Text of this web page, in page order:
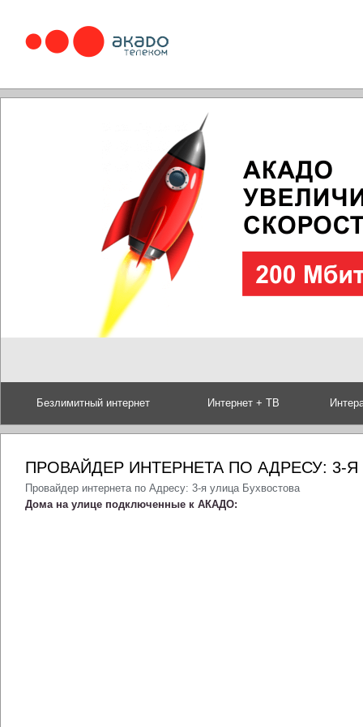
Безлимитный интернет Интернет + ТВ
ПРОВАЙДЕР ИНТЕРНЕТА ПО АДРЕСУ: 3-
Провайдер интернета по Адресу: 3-я улица Бухвостова
Дома на улице подключенные к АКАДО: